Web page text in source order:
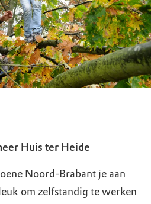
Huis ter Heide
Noord-Brabant je aan
om zelfstandig te werken